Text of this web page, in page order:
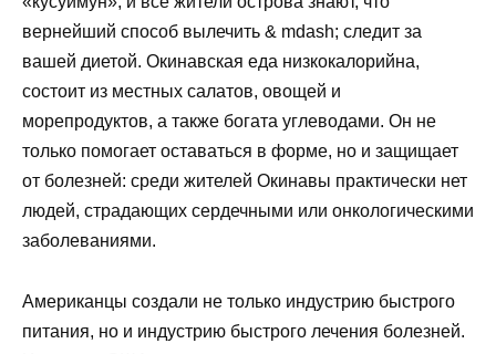
вернейший способ вылечить & mdash; следит за
вашей диетой. Окинавская еда низкокалорийна,
состоит из местных салатов, овощей и
морепродуктов, а также богата углеводами. Он не
только помогает оставаться в форме, но и защищает
от болезней: среди жителей Окинавы практически нет
людей, страдающих сердечными или онкологическими
заболеваниями.
Американцы создали не только индустрию быстрого
питания, но и индустрию быстрого лечения болезней.